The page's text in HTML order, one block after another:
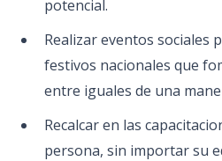
potencial.
Realizar eventos sociales
festivos nacionales que
entre iguales de una
Recalcar en las
persona, sin importar su